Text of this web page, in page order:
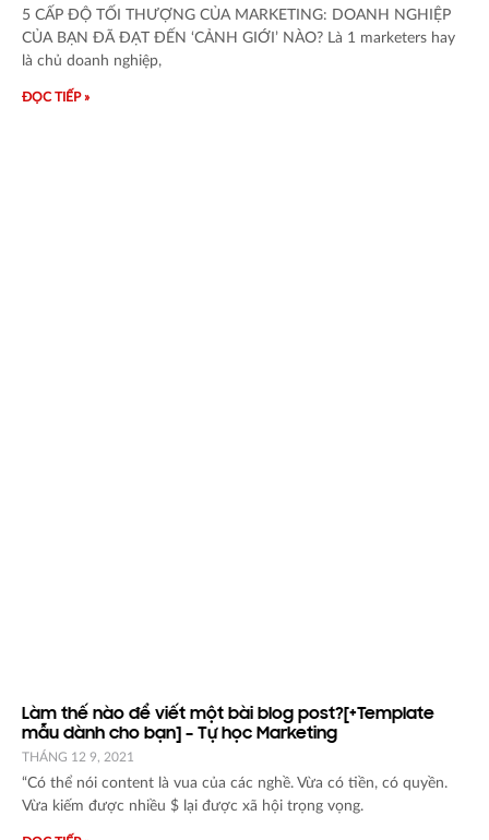
5 CẤP ĐỘ TỐI THƯỢNG CỦA MARKETING: DOANH NGHIỆP
CỦA BẠN ĐÃ ĐẠT ĐẾN ‘CẢNH GIỚI’ NÀO? Là 1 marketers hay
là chủ doanh nghiệp,
ĐỌC TIẾP »
Làm thế nào để viết một bài blog post?[+Template
mẫu dành cho bạn] – Tự học Marketing
THÁNG 12 9, 2021
“Có thể nói content là vua của các nghề. Vừa có tiền, có quyền.
Vừa kiếm được nhiều $ lại được xã hội trọng vọng.